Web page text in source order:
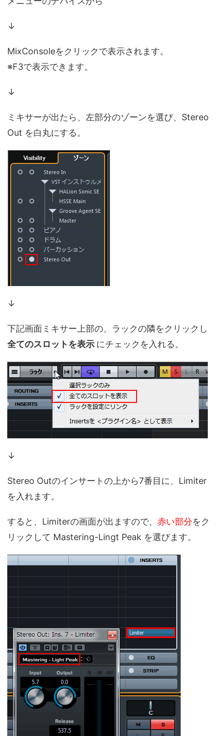
↓
MixConsoleをクリックで表示されます。
※F3で表示できます。
↓
ミキサーが出たら、左部分のゾーンを選び、Stereo
Out を白丸にする。
↓
下記画面ミキサー上部の、ラックの隣をクリックし
全てのスロットを表示 にチェックを入れる。
↓
Stereo Outのインサートの上から7番目に、Limiter
を入れます。
すると、Limiterの画面が出ますので、 赤い部分をク
リックして Mastering-Lingt Peak を選びます。